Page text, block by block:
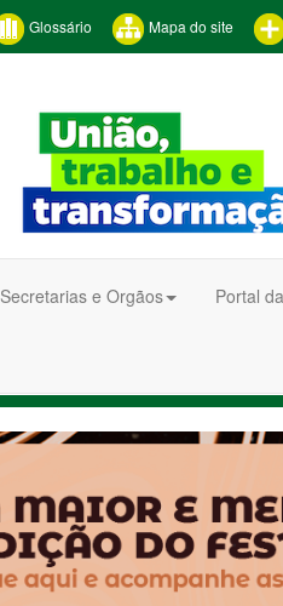
Glossário Mapa do site
Secretarias e Orgãos Portal